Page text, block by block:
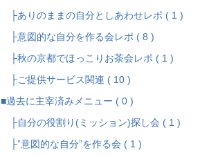
├ありのままの自分としあわせレポ ( 1 )
├意図的な自分を作る会レポ ( 8 )
├秋の京都でほっこりお茶会レポ ( 1 )
├ご提供サービス関連 ( 10 )
■過去に主宰済みメニュー ( 0 )
├自分の役割り(ミッション)探し会 ( 1 )
├”意図的な自分”を作る会 ( 1 )